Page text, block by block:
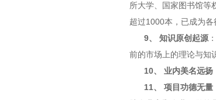
所大学、国家图书馆等
超过1000本，已成为各
9、 知识原创起源
前的市场上的理论与知
10、 业内美名远扬
11、 项目功德无量